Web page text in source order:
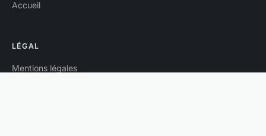
Accueil
LÉGAL
Mentions légales